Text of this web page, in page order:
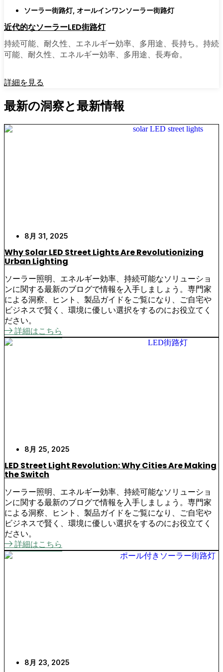
ソーラー街路灯, オールインワンソーラー街路灯
近代的なソーラーLED街路灯
持続可能、耐久性、エネルギー効率、多用途、長持ち。持続
可能、耐久性、エネルギー効率、多用途、長寿命。
詳細を見る
最新の洞察と最新情報
8月 31, 2025
Why Solar LED Street Lights Are Revolutionizing
Urban Lighting
ソーラー照明、エネルギー効率、持続可能なソリューショ
ンに関する最新のブログで情報を入手しましょう。専門家
による洞察、ヒント、製品ガイドをご覧になり、ご自宅や
ビジネスで賢く、環境に優しい選択をするのにお役立てく
ださい。
詳細はこちら
8月 25, 2025
LED Street Light Revolution: Why Cities Are Making
the Switch
ソーラー照明、エネルギー効率、持続可能なソリューショ
ンに関する最新のブログで情報を入手しましょう。専門家
による洞察、ヒント、製品ガイドをご覧になり、ご自宅や
ビジネスで賢く、環境に優しい選択をするのにお役立てく
ださい。
詳細はこちら
8月 23, 2025